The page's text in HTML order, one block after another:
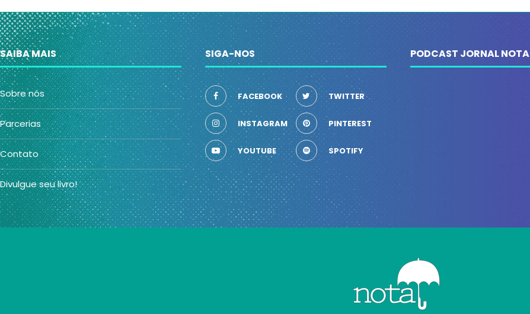
SAIBA MAIS
Sobre nós
Parcerias
Contato
Divulgue seu livro!
SIGA-NOS
FACEBOOK TWITTER
INSTAGRAM PINTEREST
YOUTUBE SPOTIFY
PODCAST JORNAL NOTA